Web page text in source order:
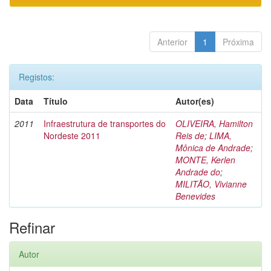
Anterior 1 Próxima
Registos:
Data
Título
Autor(es)
2011
Infraestrutura de transportes do
Nordeste 2011
OLIVEIRA, Hamilton
Reis de; LIMA,
Mônica de Andrade;
MONTE, Kerlen
Andrade do;
MILITÃO, Vivianne
Benevides
Refinar
Autor